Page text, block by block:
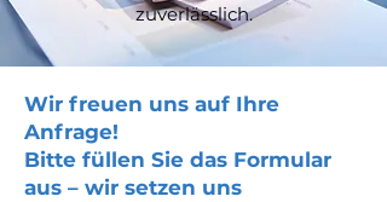
zuverlässlich.
Wir freuen uns auf Ihre
Anfrage!
Bitte füllen Sie das Formular
aus – wir setzen uns